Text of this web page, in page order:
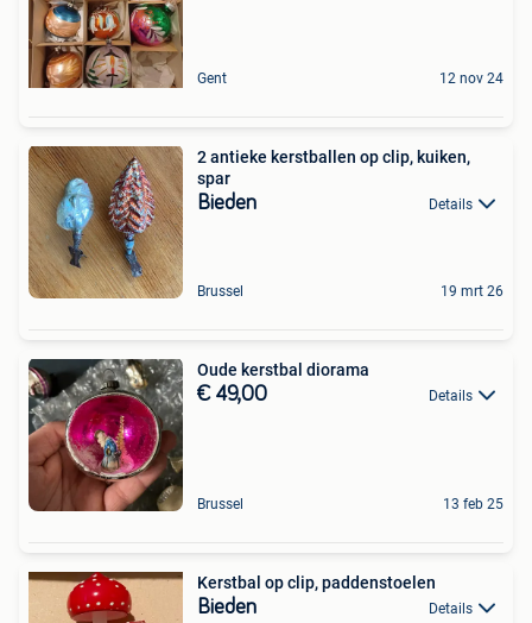
Gent 12 nov 24
2 antieke kerstballen op clip, kuiken,
spar
Bieden Details
Brussel 19 mrt 26
Oude kerstbal diorama
€ 49,00 Details
Brussel 13 feb 25
Kerstbal op clip, paddenstoelen
Bieden Details